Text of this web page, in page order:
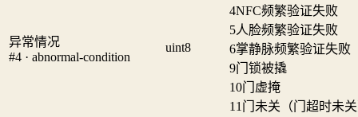
异常情况
#4 · abnormal-condition
uint8
4NFC频繁验证失败
5人脸频繁验证失败
6掌静脉频繁验证失败
9门锁被撬
10门虚掩
11 门未关（门超时未关